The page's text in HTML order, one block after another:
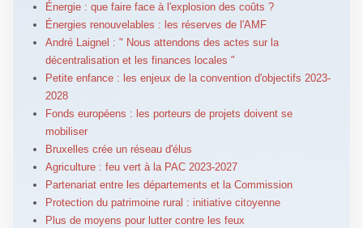
Énergie : que faire face à l'explosion des coûts ?
Énergies renouvelables : les réserves de l'AMF
André Laignel : " Nous attendons des actes sur la
décentralisation et les finances locales "
Petite enfance : les enjeux de la convention d'objectifs 2023-
2028
Fonds européens : les porteurs de projets doivent se
mobiliser
Bruxelles crée un réseau d'élus
Agriculture : feu vert à la PAC 2023-2027
Partenariat entre les départements et la Commission
Protection du patrimoine rural : initiative citoyenne
Plus de moyens pour lutter contre les feux